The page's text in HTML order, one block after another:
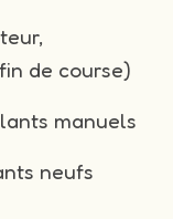
de course)
manuels
neufs